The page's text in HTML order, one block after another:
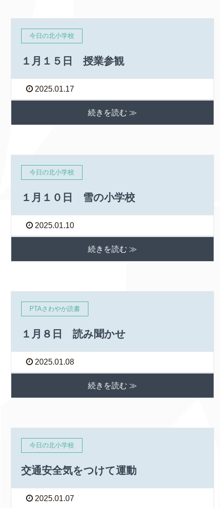
今日の北小学校
１月１５日 授業参観
2025.01.17
続きを読む ≫
今日の北小学校
１月１０日 雪の小学校
2025.01.10
続きを読む ≫
PTAさわやか読書
１月８日 読み聞かせ
2025.01.08
続きを読む ≫
今日の北小学校
交通安全気をつけて運動
2025.01.07